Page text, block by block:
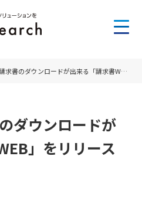
書のダウンロードが出来る「請求書WEB」をリリース
ダウンロードが
」をリリース